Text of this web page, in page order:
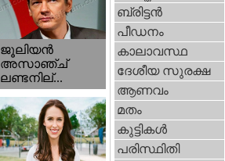
ജൂലിയന്‍
അസാഞ്ച്
ലണ്ടനില്...
ബ്രിട്ടന്‍
പീഡനം
കാലാവസ്ഥ
ദേശീയ സുരക്ഷ
ആണവം
മതം
കുട്ടികള്‍
പരിസ്ഥിതി